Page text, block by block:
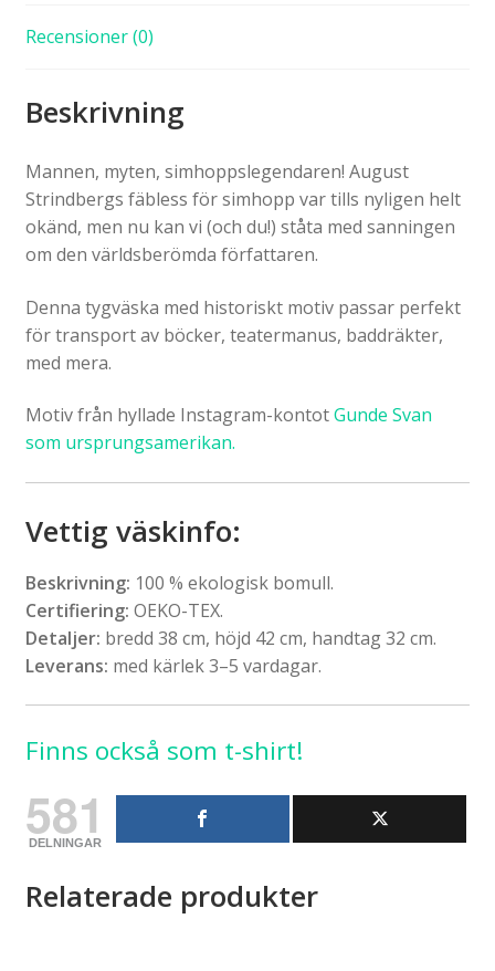
Recensioner (0)
Beskrivning
Mannen, myten, simhoppslegendaren! August
Strindbergs fäbless för simhopp var tills nyligen helt
okänd, men nu kan vi (och du!) ståta med sanningen
om den världsberömda författaren.
Denna tygväska med historiskt motiv passar perfekt
för transport av böcker, teatermanus, baddräkter,
med mera.
Motiv från hyllade Instagram-kontotGunde Svan
som ursprungsamerikan.
Vettig väskinfo:
Beskrivning: 100 % ekologisk bomull.
Certifiering: OEKO-TEX.
Detaljer: bredd 38 cm, höjd 42 cm, handtag 32 cm.
Leverans: med kärlek 3–5 vardagar.
Finns också som t-shirt!
581
DELNINGAR
Relaterade produkter